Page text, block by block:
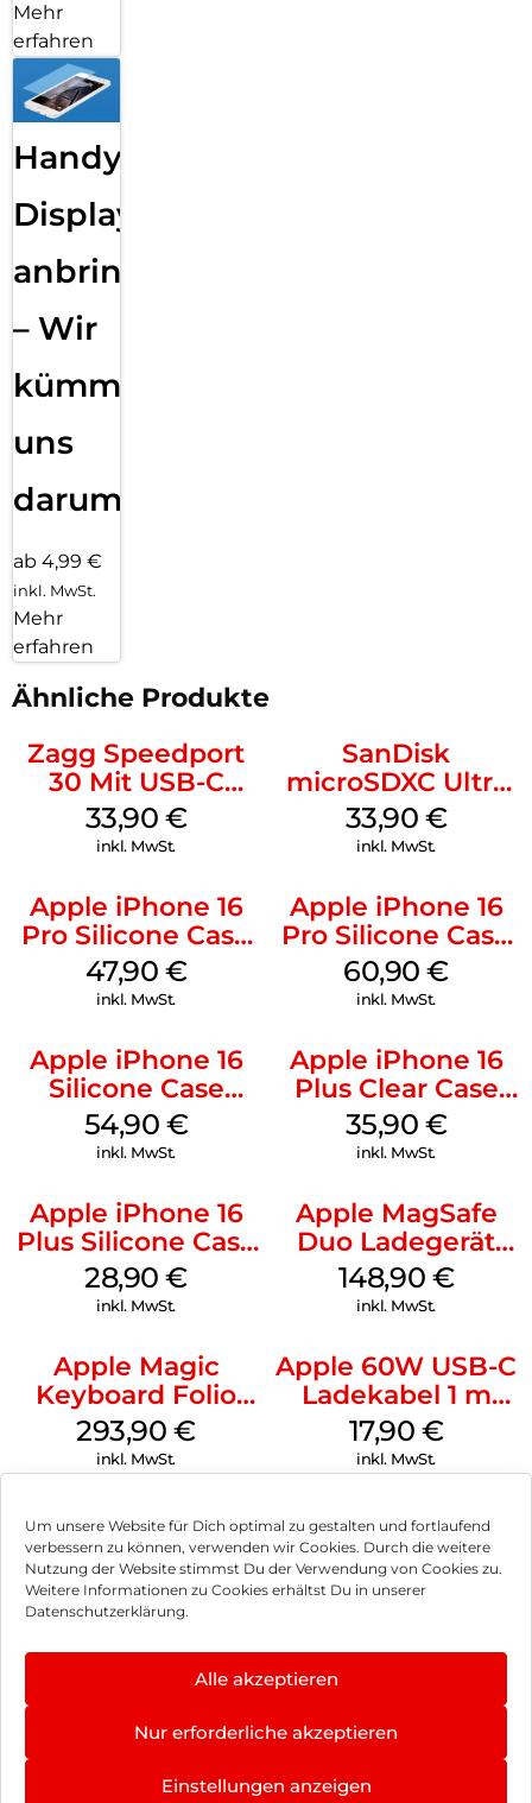
Um unsere Website für Dich optimal zu gestalten und fortlaufend
verbessern zu können, verwenden wir Cookies. Durch die weitere
Nutzung der Website stimmst Du der Verwendung von Cookies zu.
Weitere Informationen zu Cookies erhältst Du in unserer
Datenschutzerklärung.
Alle akzeptieren
Nur erforderliche akzeptieren
Einstellungen anzeigen
Mehr
erfahren
Handy
Displayfolie
anbringen
– Wir
kümmern
uns
darum!
ab 4,99 €
inkl. MwSt.
Mehr
erfahren
Ähnliche Produkte
Zagg Speedport
30 Mit USB-C
Kabel Weiß
33,90 €
inkl. MwSt.
SanDisk
microSDXC Ultra
128 GB + Adapter
Mobile
33,90 €
inkl. MwSt.
Apple iPhone 16
Pro Silicone Case
MagSafe Denim
47,90 €
inkl. MwSt.
Apple iPhone 16
Pro Silicone Case
MagSafe Stone
Gray
60,90€
inkl. MwSt.
Apple iPhone 16
Silicone Case
MagSafe Black
54,90 €
inkl. MwSt.
Apple iPhone 16
Plus Clear Case
MagSafe
Transparent
35,90 €
inkl. MwSt.
Apple iPhone 16
Plus Silicone Case
MagSafe Black
28,90€
inkl. MwSt.
Apple MagSafe
Duo Ladegerät
Weiß
148,90 €
inkl. MwSt.
Apple Magic
Keyboard Folio
iPad 10.9″ (10.Gen.)
Weiß
293,90€
inkl. MwSt.
Apple 60W USB-C
Ladekabel 1 m
Weiß
17,90 €
inkl. MwSt.
Impressum
Hinweis zur Batterieentsorgung